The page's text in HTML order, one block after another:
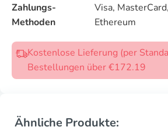
Zahlungs-
Methoden
Visa,
Ethereum
Kostenlose Lieferung (per
Bestellungen über €172.19
Ähnliche Produkte: